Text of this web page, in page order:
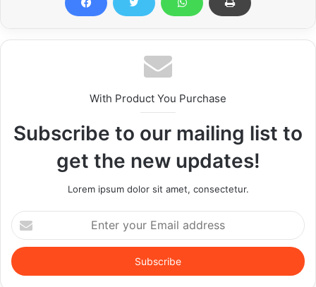
With Product You Purchase
Subscribe to our mailing list to
get the new updates!
Lorem ipsum dolor sit amet, consectetur.
Enter
your
Email
address